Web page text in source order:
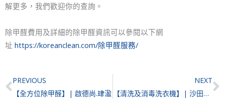
解更多，我們歡迎你的查詢。
除甲醛費用及詳細的除甲醛資訊可以參閱以下網
址 https://koreanclean.com/除甲醛服務/
Prev
PREVIOUS
【全方位除甲醛】| 啟德尚.珒溋
NEXT
【清洗及消毒洗衣機】| 沙田第一城